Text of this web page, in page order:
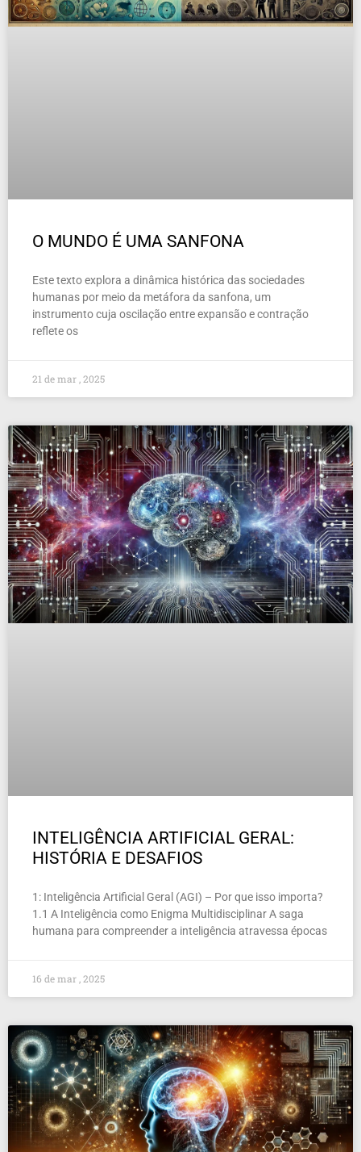
O MUNDO É UMA SANFONA
Este texto explora a dinâmica histórica das sociedades
humanas por meio da metáfora da sanfona, um
instrumento cuja oscilação entre expansão e contração
reflete os
21 de mar , 2025
INTELIGÊNCIA ARTIFICIAL GERAL:
HISTÓRIA E DESAFIOS
1: Inteligência Artificial Geral (AGI) – Por que isso importa?
1.1 A Inteligência como Enigma Multidisciplinar A saga
humana para compreender a inteligência atravessa épocas
16 de mar , 2025